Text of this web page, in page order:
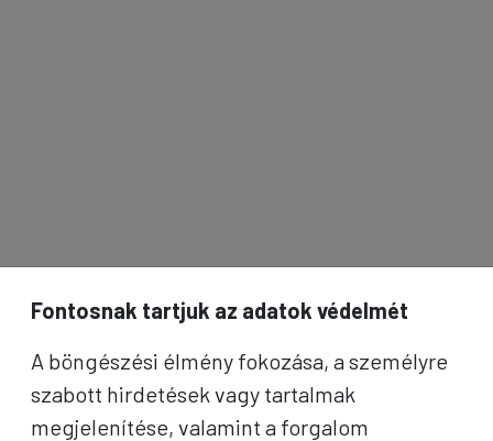
Fontosnak tartjuk az adatok védelmét
A böngészési élmény fokozása, a személyre
szabott hirdetések vagy tartalmak
megjelenítése, valamint a forgalom